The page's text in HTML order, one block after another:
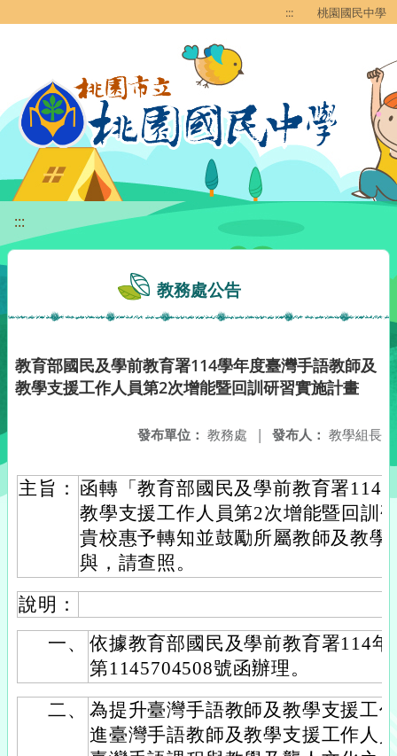
::: 桃園國民中學
:::
教務處公告
教育部國民及學前教育署114學年度臺灣手語教師及
教學支援工作人員第2次增能暨回訓研習實施計畫
發布人： 教學組長
發布單位： 教務處 |
主旨： 函轉「教育部國民及學前教育署114
教學支援工作人員第2次增能暨回訓
貴校惠予轉知並鼓勵所屬教師及教學
與，請查照。
說明：
一、
依據教育部國民及學前教育署114
第1145704508號函辦理。
二、
為提升臺灣手語教師及教學支援工
進臺灣手語教師及教學支援工作人